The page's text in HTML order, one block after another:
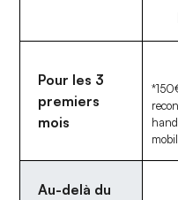
Pour les 3
premiers
mois
Au-delà du